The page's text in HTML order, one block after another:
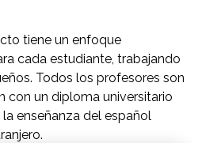
tiene un enfoque
cada estudiante, trabajando
Todos los profesores son
con un diploma universitario
enseñanza del español